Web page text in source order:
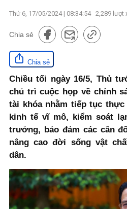
Thứ 6, 17/05/2024 | 08:34:54 2,289 lượt
Chia sẻ
Chia sẻ
Chiều tối ngày 16/5, Thủ
chủ trì cuộc họp về chính
tài khóa nhằm tiếp tục
kinh tế vĩ mô, kiểm soát
trưởng, bảo đảm các cân
nâng cao đời sống vật
dân.